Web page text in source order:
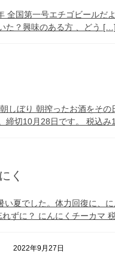
全国第一号エチゴビールだ
た？興味のある方 、どう […]
しぼり 朝搾ったお酒をそ
締切10月28日です。 税込
く
ずに？ にんにくチーカマ
2022年9月27日